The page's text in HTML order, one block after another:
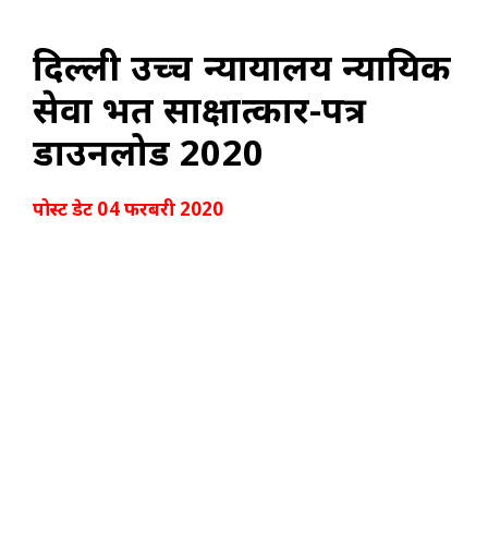
दिल्ली उच्च न्यायालय न्यायिक
सेवा भर्ती साक्षात्कार-पत्र
डाउनलोड 2020
पोस्ट डेट 04 फरबरी 2020